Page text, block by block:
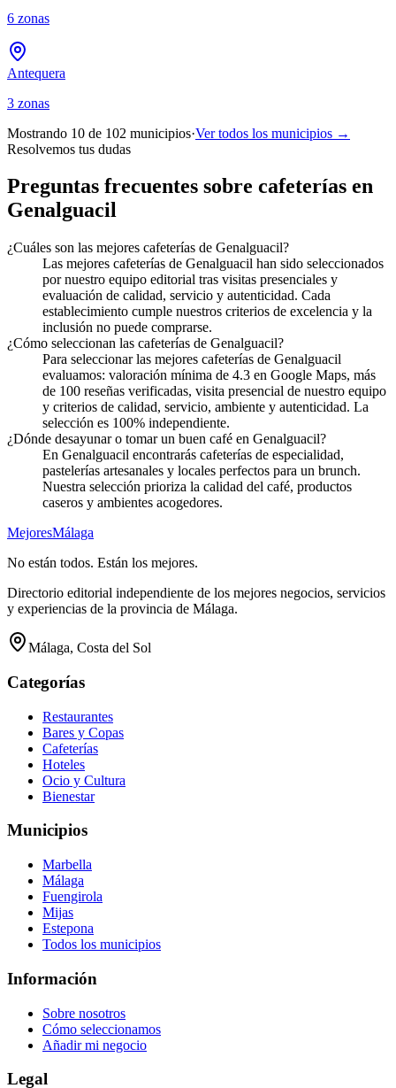
6 zonas
Antequera
3 zonas
Mostrando 10 de 102 municipios·Ver todos los municipios →
Resolvemos tus dudas
Preguntas frecuentes sobre cafeterías en
Genalguacil
¿Cuáles son las mejores cafeterías de Genalguacil?
Las mejores cafeterías de Genalguacil han sido seleccionados
por nuestro equipo editorial tras visitas presenciales y
evaluación de calidad, servicio y autenticidad. Cada
establecimiento cumple nuestros criterios de excelencia y la
inclusión no puede comprarse.
¿Cómo seleccionan las cafeterías de Genalguacil?
Para seleccionar las mejores cafeterías de Genalguacil
evaluamos: valoración mínima de 4.3 en Google Maps, más
de 100 reseñas verificadas, visita presencial de nuestro equipo
y criterios de calidad, servicio, ambiente y autenticidad. La
selección es 100% independiente.
¿Dónde desayunar o tomar un buen café en Genalguacil?
En Genalguacil encontrarás cafeterías de especialidad,
pastelerías artesanales y locales perfectos para un brunch.
Nuestra selección prioriza la calidad del café, productos
caseros y ambientes acogedores.
MejoresMálaga
No están todos. Están los mejores.
Directorio editorial independiente de los mejores negocios, servicios
y experiencias de la provincia de Málaga.
Málaga, Costa del Sol
Categorías
Restaurantes
Bares y Copas
Cafeterías
Hoteles
Ocio y Cultura
Bienestar
Municipios
Marbella
Málaga
Fuengirola
Mijas
Estepona
Todos los municipios
Información
Sobre nosotros
Cómo seleccionamos
Añadir mi negocio
Legal